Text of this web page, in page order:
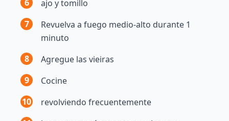
6
ajo y tomillo
7
Revuelva a fuego medio-alto durante 1
minuto
8
Agregue las vieiras
9
Cocine
10
revolviendo frecuentemente